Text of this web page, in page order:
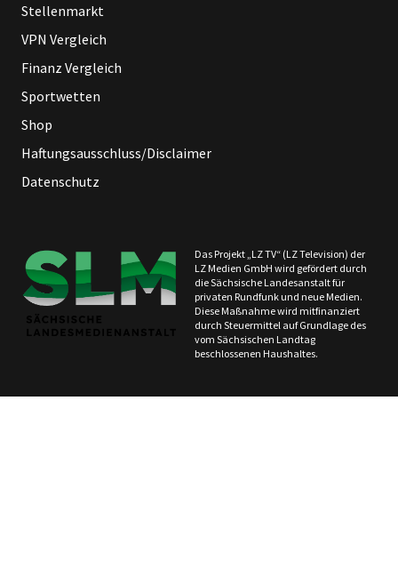
Stellenmarkt
VPN Vergleich
Finanz Vergleich
Sportwetten
Shop
Haftungsausschluss/Disclaimer
Datenschutz
Das Projekt „LZ TV“ (LZ Television) der
LZ Medien GmbH wird gefördert durch
die Sächsische Landesanstalt für
privaten Rundfunk und neue Medien.
Diese Maßnahme wird mitfinanziert
durch Steuermittel auf Grundlage des
vom Sächsischen Landtag
beschlossenen Haushaltes.